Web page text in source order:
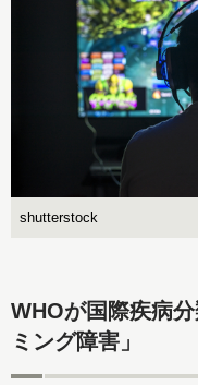
shutterstock
WHOが国際疾病
ミング障害」